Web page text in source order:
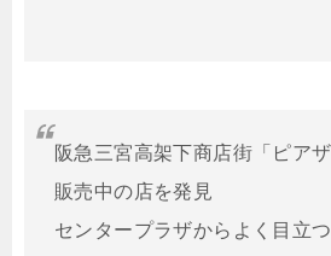
阪急三宮高架下商店街「ピア
販売中の店を発見
センタープラザからよく目立